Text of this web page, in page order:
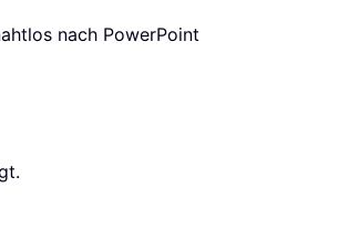
nach PowerPoint